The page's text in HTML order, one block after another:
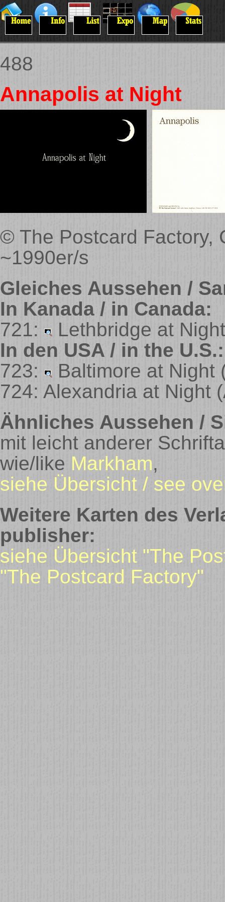
488
Annapolis at Night
© The Postcard Factory,
~1990er/s
Gleiches Aussehen /
In Kanada / in Canada:
721:
Lethbridge at
In den USA / in the U.S.:
723:
Baltimore at Night
724: Alexandria at Night
Ähnliches Aussehen /
mit leicht anderer
wie/like Markham,
siehe Übersicht / see
Weitere Karten des
publisher:
siehe Übersicht "The
"The Postcard Factory"